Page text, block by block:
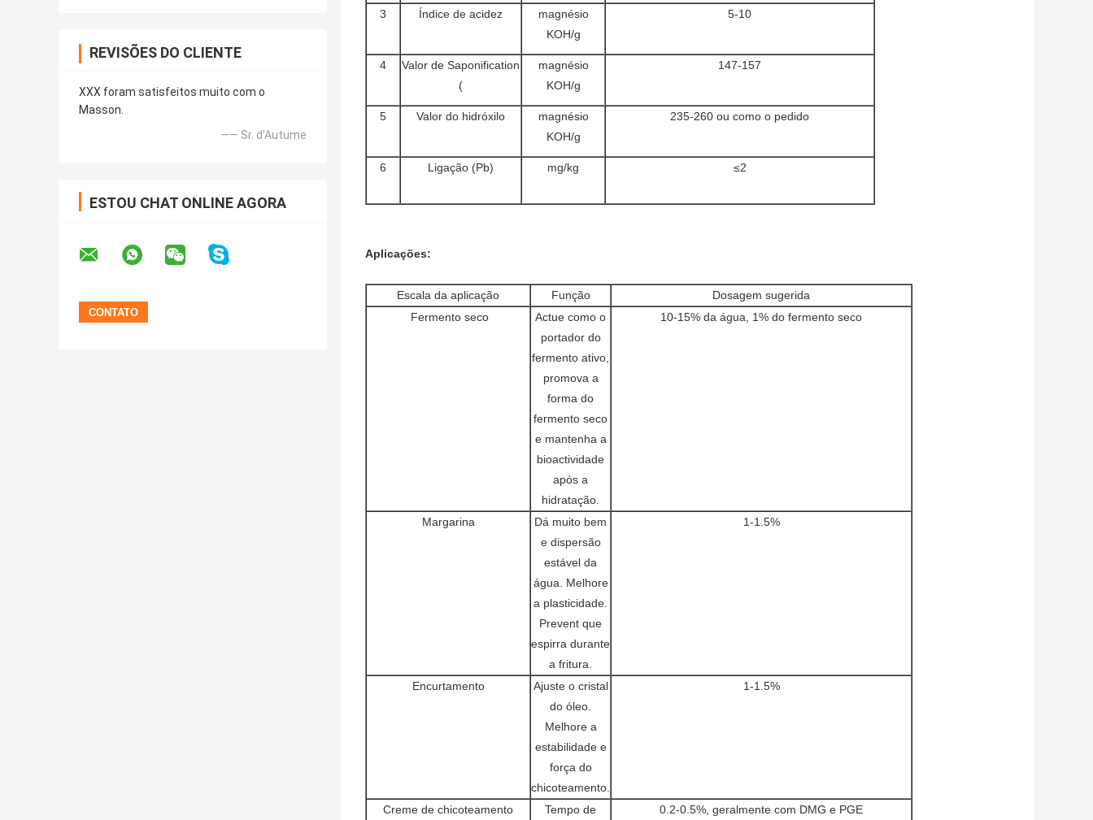
REVISÕES DO CLIENTE
XXX foram satisfeitos muito com o
Masson.
—— Sr. d'Autume
ESTOU CHAT ONLINE AGORA
3 Índice de acidez
magnésio
KOH/g
5-10
4
Valor de Saponification
(
magnésio
KOH/g
147-157
5 Valor do hidróxilo
magnésio
KOH/g
235-260 ou como o pedido
6 Ligação (Pb) mg/kg ≤2
Aplicações:
Escala da aplicação Função
Dosagem sugerida
Fermento seco
Actue como o
portador do
fermento ativo,
promova a
forma do
fermento seco
e mantenha a
bioactividade
após a
hidratação.
10-15% da água, 1% do fermento seco
Margarina
Dá muito bem
e dispersão
estável da
água. Melhore
a plasticidade.
Prevent que
espirra durante
a fritura.
1-1.5%
Encurtamento
Ajuste o cristal
do óleo.
Melhore a
estabilidade e
força do
chicoteamento.
1-1.5%
Creme de chicoteamento
Tempo de
0.2-0.5%, geralmente com DMG e PGE